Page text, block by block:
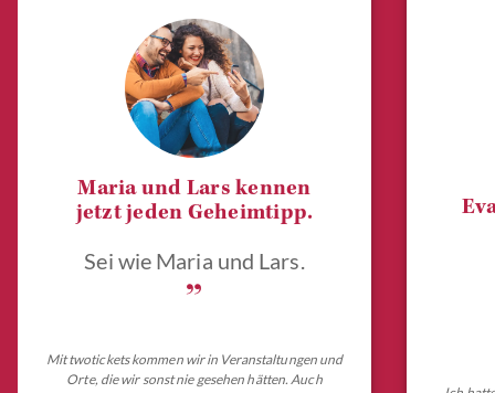
Maria und Lars kennen
jetzt jeden Geheimtipp.
Sei wie Maria und Lars.
„
Mit twotickets kommen wir in Veranstaltungen und
Orte, die wir sonst nie gesehen hätten. Auch